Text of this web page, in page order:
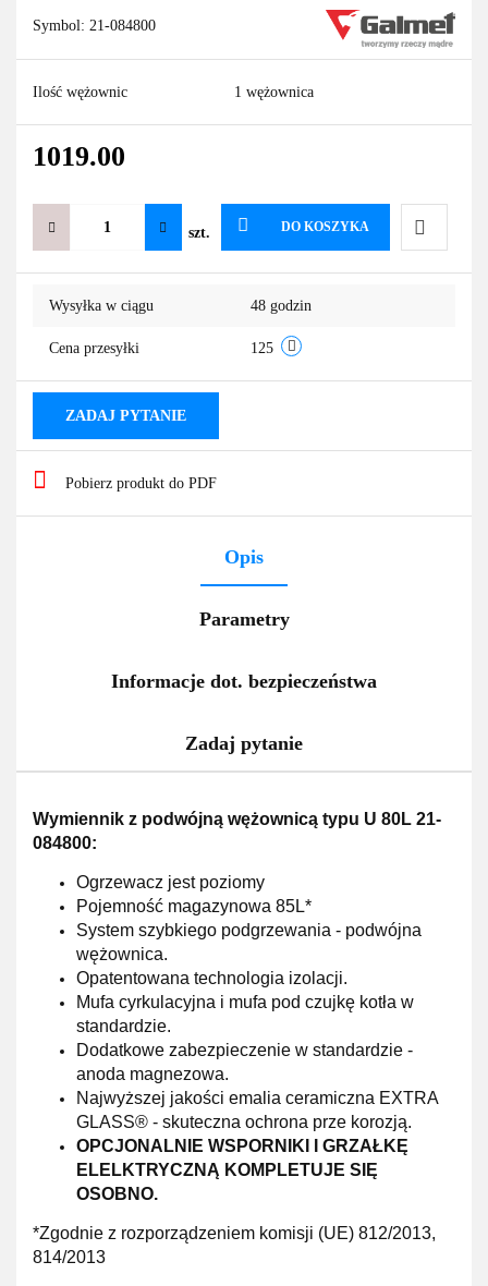
Symbol: 21-084800
Ilość wężownic 1 wężownica
1019.00
szt. DO KOSZYKA
Do
Wysyłka w ciągu 48 godzin
Cena przesyłki 125
ZADAJ PYTANIE
Pobierz produkt do PDF
Opis
Parametry
Informacje dot. bezpieczeństwa
Zadaj pytanie
Wymiennik z podwójną wężownicą typu U 80L 21-
084800:
Ogrzewacz jest poziomy
Pojemność magazynowa 85L*
System szybkiego podgrzewania - podwójna
wężownica.
Opatentowana technologia izolacji.
Mufa cyrkulacyjna i mufa pod czujkę kotła w
standardzie.
Dodatkowe zabezpieczenie w standardzie -
anoda magnezowa.
Najwyższej jakości emalia ceramiczna EXTRA
GLASS® - skuteczna ochrona prze korozją.
OPCJONALNIE WSPORNIKI I GRZAŁKĘ
ELELKTRYCZNĄ KOMPLETUJE SIĘ
OSOBNO.
*Zgodnie z rozporządzeniem komisji (UE) 812/2013,
814/2013